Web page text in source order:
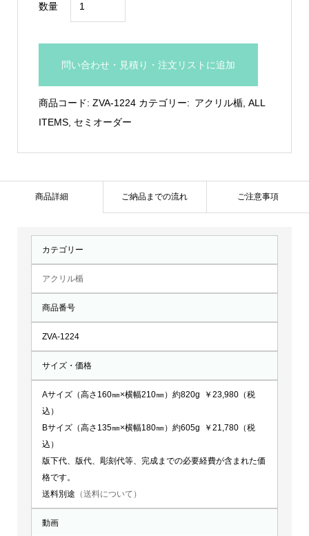
数量
ク
盾：
個
問い合わせ・見積り・注文リストに追加
商品コード: ZVA-1224 カテゴリー: アクリル楯, ALL
ITEMS, セミオーダー
商品詳細 ご納品までの流れ ご注意事項
カテゴリー
アクリル楯
商品番号
ZVA-1224
サイズ・価格
Aサイズ（高さ160㎜×横幅210㎜）約820g ￥23,980（税
込）
Bサイズ（高さ135㎜×横幅180㎜）約605g ￥21,780（税
込）
版下代、版代、彫刻代等、完成までの必要経費が含まれた価
格です。
送料別途 （送料について）
動画